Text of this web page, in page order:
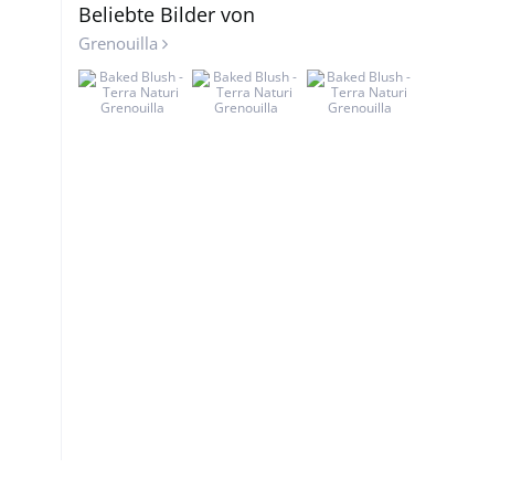
Beliebte Bilder von
Grenouilla
Grenouilla Grenouilla Grenouilla